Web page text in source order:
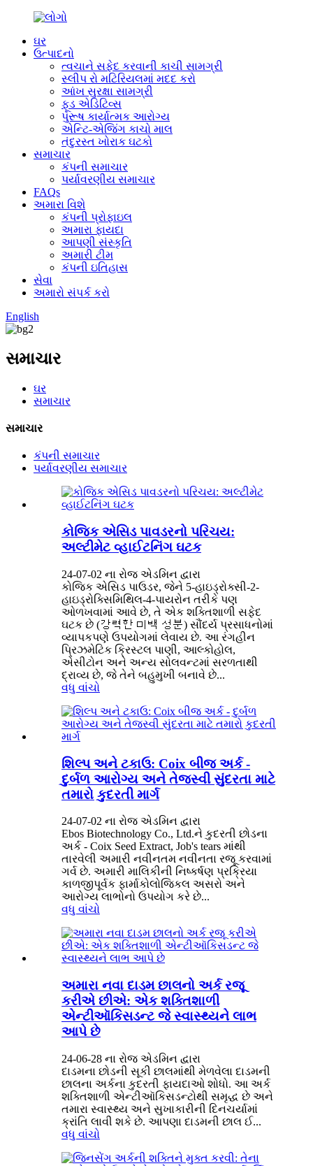
ઘર
ઉત્પાદનો
ત્વચાને સફેદ કરવાની કાચી સામગ્રી
સ્લીપ રો મટિરિયલમાં મદદ કરો
આંખ સુરક્ષા સામગ્રી
ફૂડ એડિટિવ્સ
પુરૂષ કાર્યાત્મક આરોગ્ય
એન્ટિ-એજિંગ કાચો માલ
તંદુરસ્ત ખોરાક ઘટકો
સમાચાર
કંપની સમાચાર
પર્યાવરણીય સમાચાર
FAQs
અમારા વિશે
કંપની પ્રોફાઇલ
અમારા ફાયદા
આપણી સંસ્કૃતિ
અમારી ટીમ
કંપની ઇતિહાસ
સેવા
અમારો સંપર્ક કરો
English
સમાચાર
ઘર
સમાચાર
સમાચાર
કંપની સમાચાર
પર્યાવરણીય સમાચાર
કોજિક એસિડ પાવડરનો પરિચય:
અલ્ટીમેટ વ્હાઈટનિંગ ઘટક
24-07-02 ના રોજ એડમિન દ્વારા
કોજિક એસિડ પાઉડર, જેને 5-હાઇડ્રોક્સી-2-
હાઇડ્રોક્સિમિથિલ-4-પાયરોન તરીકે પણ
ઓળખવામાં આવે છે, તે એક શક્તિશાળી સફેદ
ઘટક છે (강력한 미백 성분) સૌંદર્ય પ્રસાધનોમાં
વ્યાપકપણે ઉપયોગમાં લેવાય છે. આ રંગહીન
પ્રિઝમેટિક ક્રિસ્ટલ પાણી, આલ્કોહોલ,
એસીટોન અને અન્ય સોલવન્ટમાં સરળતાથી
દ્રાવ્ય છે, જે તેને બહુમુખી બનાવે છે...
વધુ વાંચો
શિલ્પ અને ટકાઉ: Coix બીજ અર્ક -
દુર્બળ આરોગ્ય અને તેજસ્વી સુંદરતા માટે
તમારો કુદરતી માર્ગ
24-07-02 ના રોજ એડમિન દ્વારા
Ebos Biotechnology Co., Ltd.ને કુદરતી છોડના
અર્ક - Coix Seed Extract, Job's tears માંથી
તારવેલી અમારી નવીનતમ નવીનતા રજૂ કરવામાં
ગર્વ છે. અમારી માલિકીની નિષ્કર્ષણ પ્રક્રિયા
કાળજીપૂર્વક ફાર્માકોલોજિકલ અસરો અને
આરોગ્ય લાભોનો ઉપયોગ કરે છે...
વધુ વાંચો
અમારા નવા દાડમ છાલનો અર્ક રજૂ
કરીએ છીએ: એક શક્તિશાળી
એન્ટીઑકિસડન્ટ જે સ્વાસ્થ્યને લાભ
આપે છે
24-06-28 ના રોજ એડમિન દ્વારા
દાડમના છોડની સૂકી છાલમાંથી મેળવેલા દાડમની
છાલના અર્કના કુદરતી ફાયદાઓ શોધો. આ અર્ક
શક્તિશાળી એન્ટીઑકિસડન્ટોથી સમૃદ્ધ છે અને
તમારા સ્વાસ્થ્ય અને સુખાકારીની દિનચર્યામાં
ક્રાંતિ લાવી શકે છે. આપણા દાડમની છાલ ઈ...
વધુ વાંચો